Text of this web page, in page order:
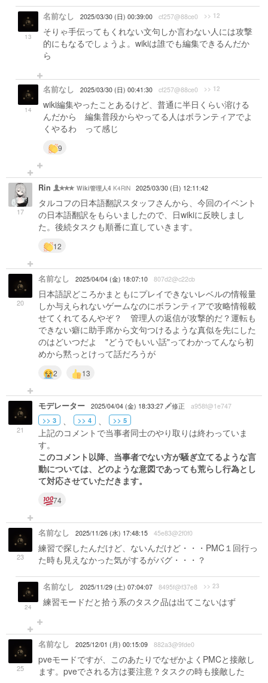
13
名前なし 2025/03/30 (日) 00:39:00 cf257@88ce0 >> 12
そりゃ手伝ってもくれない文句しか言わない人には攻撃
的にもなるでしょうよ。wikiは誰でも編集できるんだか
ら
14
名前なし 2025/03/30 (日) 00:41:30 cf257@88ce0 >> 12
wiki編集やったことあるけど、普通に半日くらい溶ける
んだから 編集普段からやってる人はボランティアでよ
くやるわ って感じ
9
17
Rin Wiki管理人4 K4RiN 2025/03/30 (日) 12:11:42
タルコフの日本語翻訳スタッフさんから、今回のイベント
の日本語翻訳をもらいましたので、日wikiに反映しまし
た。後続タスクも順番に直していきます。
12
20
名前なし 2025/04/04 (金) 18:07:10 807d2@c22cb
日本語訳どころかまともにプレイできないレベルの情報量
しか与えられないゲームなのにボランティアで攻略情報載
せてくれてるんやぞ？ 管理人の返信が攻撃的だ？運転も
できない癖に助手席から文句つけるような真似を先にした
のはどいつだよ "どうでもいい話"ってわかってんなら初
めから黙っとけって話だろうが
2 13
21
モデレーター 2025/04/04 (金) 18:33:27 修正 a958f@1e747
>> 3 、 >> 4 、 >> 5
上記のコメントで当事者同士のやり取りは終わっていま
す。
このコメント以降、当事者でない方が騒ぎ立てるような言
動については、どのような意図であっても荒らし行為とし
て対応させていただきます。
74
23
名前なし 2025/11/26 (水) 17:48:15 45e83@2f0f0
練習で探したんだけど、ないんだけど・・・PMC１回行っ
た時も見えなかった気がするがバグ・・・？
24
名前なし 2025/11/29 (土) 07:04:07 8495f@f37e8 >> 23
練習モードだと拾う系のタスク品は出てこないはず
25
名前なし 2025/12/01 (月) 00:15:09 882a3@9fde0
pveモードですが、このあたりでなぜかよくPMCと接敵し
ます。pveでされる方は要注意？タスクの時も接敵した